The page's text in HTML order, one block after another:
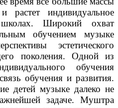
индивидуальное
Широкий охват
обучением музыке
эстетического
поколения. Одной из
обучения
обучения и развития.
детей музыке далеко не
задаче. Муштра